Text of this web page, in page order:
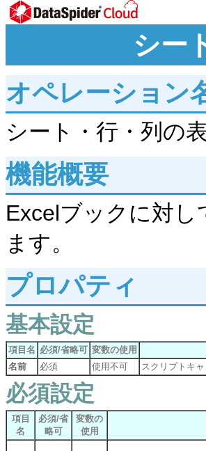
シー
オペレーション
シート・行・列の
機能概要
Excelブックに対
ます。
プロパティ
基本設定
項目名 必須/省略可 変数の使用
名前
必須 使用不可 スクリプトキ
必須設定
項目
名
必須/省
略可
変数の
使用